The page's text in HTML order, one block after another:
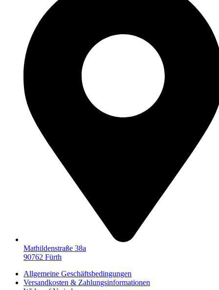
Mathildenstraße 38a
90762 Fürth
Allgemeine Geschäftsbedingungen
Versandkosten & Zahlungsinformationen